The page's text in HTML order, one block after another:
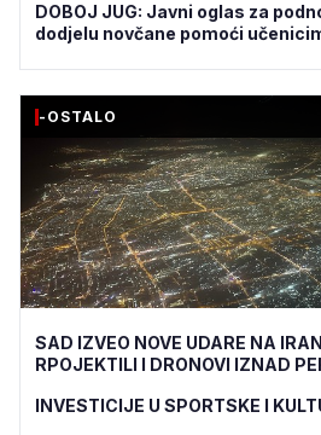
DOBOJ JUG: Javni oglas za
dodjelu novčane pomoći
-OSTALO
SAD IZVEO NOVE UDARE NA
RPOJEKTILI I DRONOVI IZNAD
INVESTICIJE U SPORTSKE I